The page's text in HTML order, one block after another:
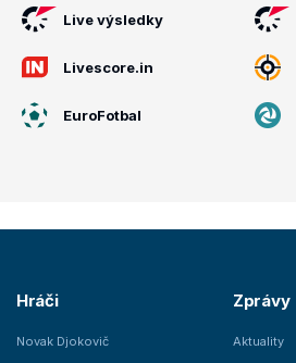
Live výsledky
Livescore.in
EuroFotbal
Hráči
Novak Djokovič
Zprávy
Aktuality